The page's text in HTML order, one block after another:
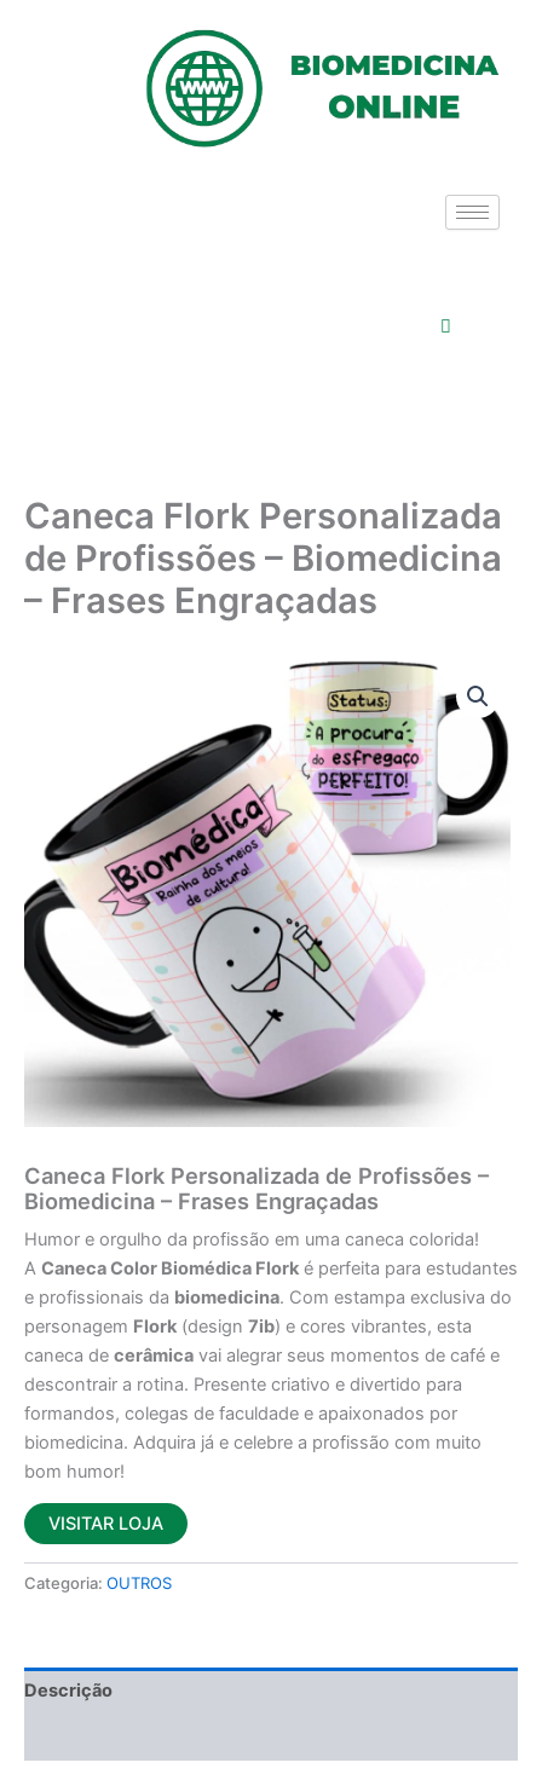
Caneca Flork Personalizada
de Profissões – Biomedicina
– Frases Engraçadas
Caneca Flork Personalizada de Profissões –
Biomedicina – Frases Engraçadas
Humor e orgulho da profissão em uma caneca colorida!
A Caneca Color Biomédica Flork é perfeita para estudantes
e profissionais da biomedicina. Com estampa exclusiva do
personagem Flork (design 7ib) e cores vibrantes, esta
caneca de cerâmica vai alegrar seus momentos de café e
descontrair a rotina. Presente criativo e divertido para
formandos, colegas de faculdade e apaixonados por
biomedicina. Adquira já e celebre a profissão com muito
bom humor!
VISITAR LOJA
Categoria: OUTROS
Descrição